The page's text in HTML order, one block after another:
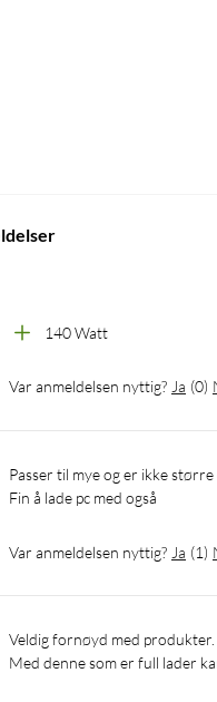
3,6 V/90 Wh
C 2: Opptil 65 W/100 W
65 W PD maks.
Opptil 145 W PD maks.
bruk av alle porter:
2 timer
140 Watt
Var anmeldelsen nyttig? Ja (0)
Passer til mye og er ikke større enn at man får den med seg.
Fin å lade pc med også
Var anmeldelsen nyttig? Ja (1)
Veldig fornøyd med produkter. Anbefales for de som har litt gamle og dårlig mobil batteri.
Med denne som er full lader